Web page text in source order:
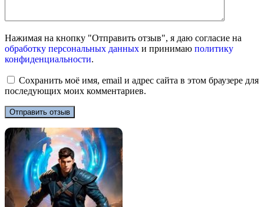
Нажимая на кнопку "Отправить отзыв", я даю согласие на
обработку персональных данных и принимаю политику
конфиденциальности.
Сохранить моё имя, email и адрес сайта в этом браузере для
последующих моих комментариев.